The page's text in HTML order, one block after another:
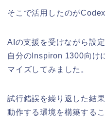
そこで活用したのがCodex
AIの支援を受けながら設
自分のInspiron 1300向け
マイズしてみました。
試行錯誤を繰り返した結
動作する環境を構築する